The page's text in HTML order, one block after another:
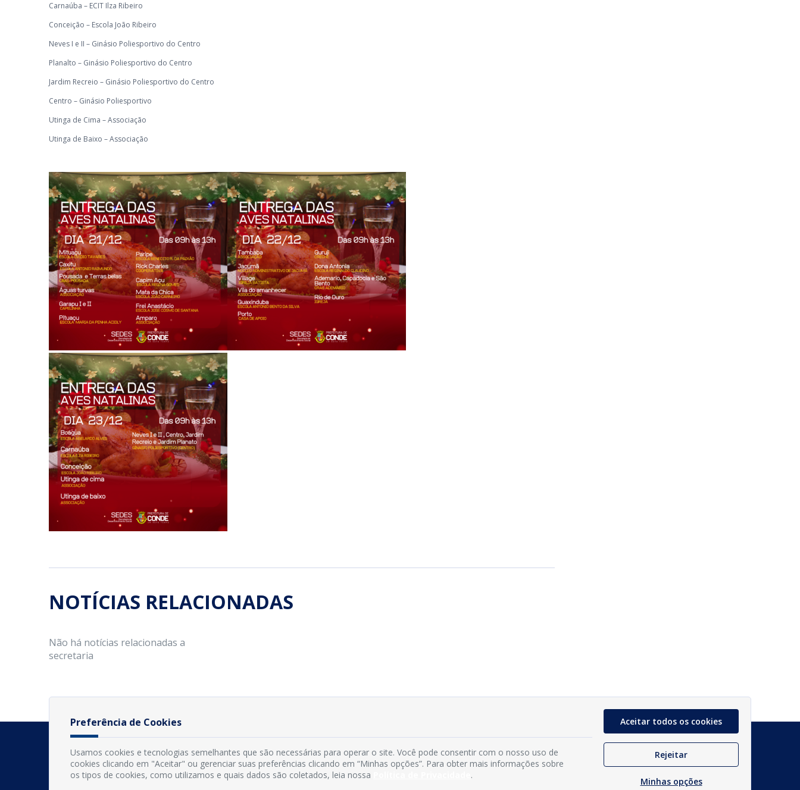
Carnaúba – ECIT Ilza Ribeiro
Conceição – Escola João Ribeiro
Neves I e II – Ginásio Poliesportivo do Centro
Planalto – Ginásio Poliesportivo do Centro
Jardim Recreio – Ginásio Poliesportivo do Centro
Centro – Ginásio Poliesportivo
Utinga de Cima – Associação
Utinga de Baixo – Associação
NOTÍCIAS RELACIONADAS
Não há notícias relacionadas a
secretaria
INFORMAÇÕES
Município de Conde - PB
Glossário
Mapa do Site
Perguntas Frequentes
Preferência de Cookies
Usamos cookies e tecnologias semelhantes que são necessárias para operar o site. Você pode consentir com o nosso uso de
cookies clicando em "Aceitar" ou gerenciar suas preferências clicando em “Minhas opções”. Para obter mais informações sobre
os tipos de cookies, como utilizamos e quais dados são coletados, leia nossa
.
Aceitar todos os cookies
Rejeitar
Minhas opções